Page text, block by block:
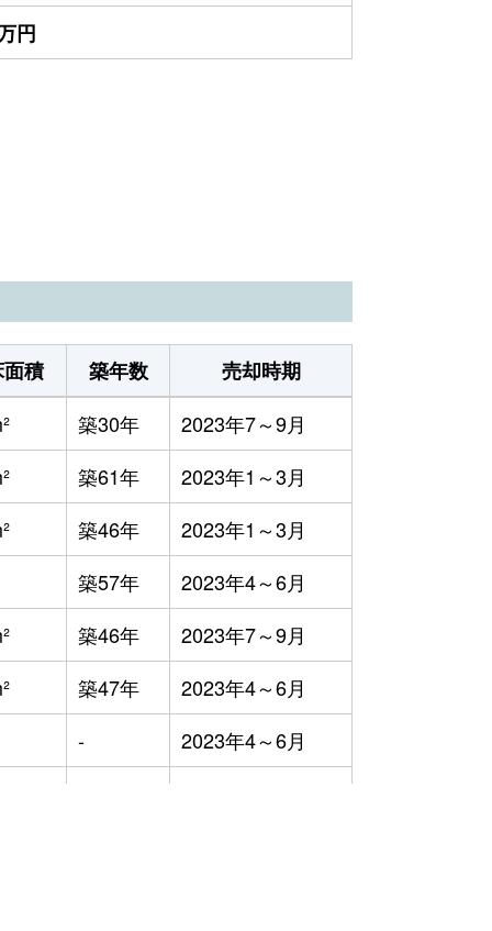
円
積 築年数
売却時期
築30年
2023年7～9月
築61年
2023年1～3月
築46年
2023年1～3月
築57年
2023年4～6月
築46年
2023年7～9月
築47年
2023年4～6月
-
2023年4～6月